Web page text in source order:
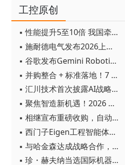
工控原创
▪ 性能提升5至10倍 我国牵头制定的WiTSnet工业以太网国际标准正式发布
▪ 施耐德电气发布2026上半年可持续发展成绩单 "Impact 2030"路线图开局稳健
▪ 谷歌发布Gemini Robotics 2模型 实现人形机器人全身智能控制突破
▪ 并购整合 + 标准落地！7 月工业自动化产业动态速递
▪ 汇川技术首次披露AI战略进展：从两个方面推动“AI业务化”落地
▪ 聚焦智造新机遇！2026 青岛数字化及智能制造技术论坛圆满落幕
▪ 相继宣布重磅收购，自动化巨头新一轮并购潮剑指何方？
▪ 西门子Eigen工程智能体落地中国，工业AI跨越物理世界“确定性”拐点
▪ 与哈金森达成战略合作，乐聚机器人何以持续获得工业巨头青睐？
▪ 珍・赫夫纳当选国际机器人联合会新任主席